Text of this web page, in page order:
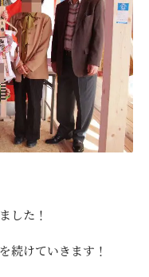
した！
続けていきます！